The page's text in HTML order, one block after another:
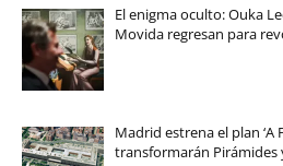
El enigma oculto: Ouka
Movida regresan para
Madrid estrena el plan ‘A
transformarán Pirámides